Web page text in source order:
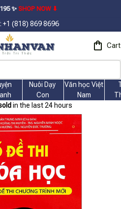
NOW ⬇
+1 (818) 869 8696
Cart
Nuôi Dạy
Con
Văn học Việt
Nam
in the last 24 hours